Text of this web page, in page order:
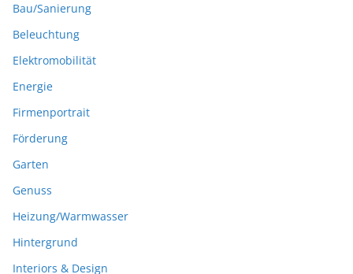
Bau/Sanierung
Beleuchtung
Elektromobilität
Energie
Firmenportrait
Förderung
Garten
Genuss
Heizung/Warmwasser
Hintergrund
Interiors & Design